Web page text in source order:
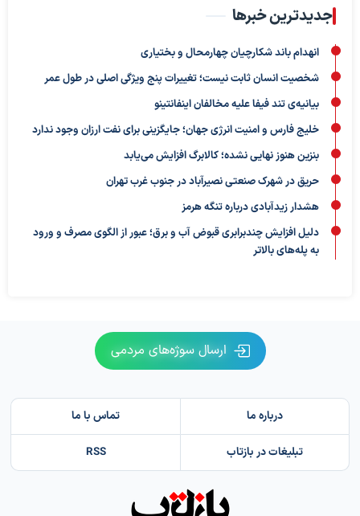
جدیدترین خبرها
انهدام باند شکارچیان چهارمحال و بختیاری
شخصیت انسان ثابت نیست؛ تغییرات پنج ویژگی اصلی در طول عمر
بیانیه‌ی تند فیفا علیه مخالفان اینفانتینو
خلیج فارس و امنیت انرژی جهان؛ جایگزینی برای نفت ارزان وجود ندارد
بنزین هنوز نهایی نشده؛ کالابرگ افزایش می‌یابد
حریق در شهرک صنعتی نصیرآباد در جنوب غرب تهران
هشدار زیدآبادی درباره تنگه هرمز
دلیل افزایش چندبرابری قبوض آب و برق؛ عبور از الگوی مصرف و ورود
به پله‌های بالاتر
ارسال سوژه‌های مردمی
درباره ما تماس با ما
تبلیغات در بازتاب RSS